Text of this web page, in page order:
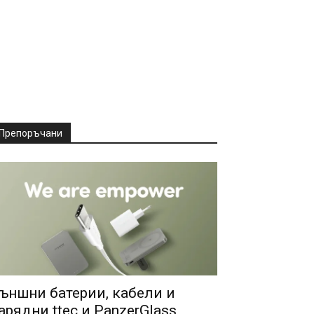
батерии, кабели и
ttec и PanzerGlass